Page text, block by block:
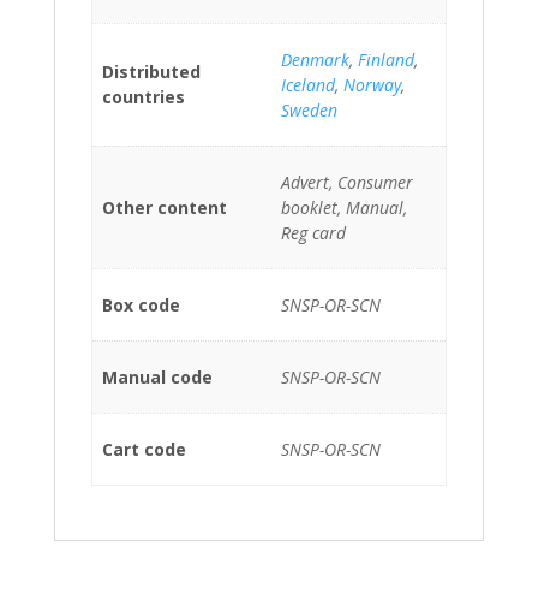
Distributed
countries
Denmark, Finland,
Iceland, Norway,
Sweden
Other content
Advert, Consumer
booklet, Manual,
Reg card
Box code SNSP-OR-SCN
Manual code SNSP-OR-SCN
Cart code SNSP-OR-SCN